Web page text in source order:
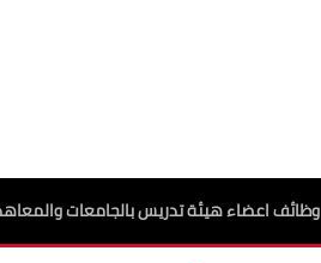
وظائف اعضاء هيئة تدريس بالجامعات